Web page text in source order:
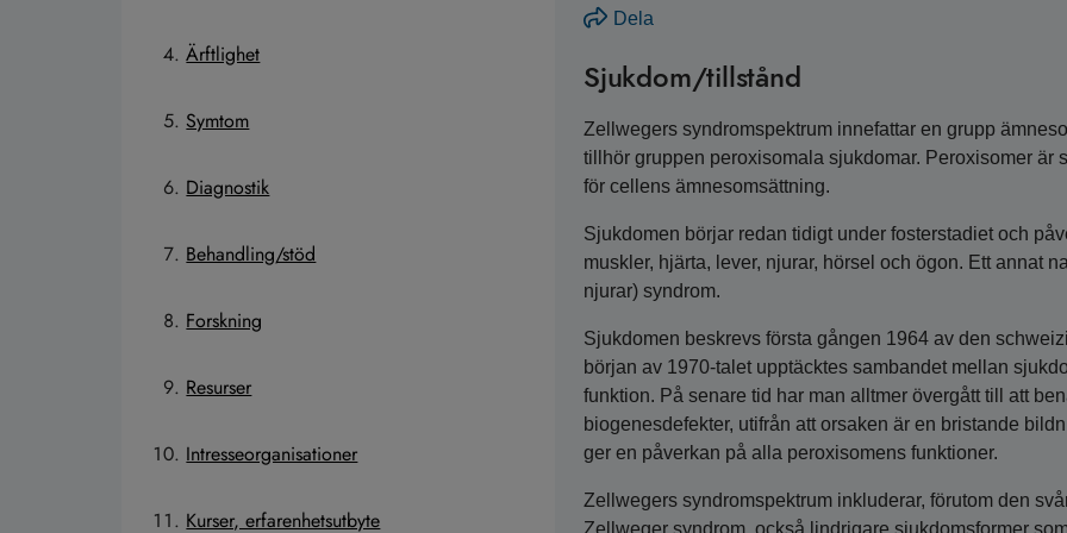
Ärftlighet
Symtom
Diagnostik
Behandling/stöd
Forskning
Resurser
Intresseorganisationer
Kurser, erfarenhetsutbyte
Dela
Sjukdom/tillstånd
Zellwegers syndromspektrum innefattar en grupp
tillhör gruppen peroxisomala sjukdomar. Peroxisomer är
för cellens ämnesomsättning.
Sjukdomen börjar redan tidigt under fosterstadiet och
muskler, hjärta, lever, njurar, hörsel och ögon. Ett annat
njurar) syndrom.
Sjukdomen beskrevs första gången 1964 av den
början av 1970-talet upptäcktes sambandet mellan
funktion. På senare tid har man alltmer övergått till att
biogenesdefekter, utifrån att orsaken är en bristande
ger en påverkan på alla peroxisomens funktioner.
Zellwegers syndromspektrum inkluderar, förutom den